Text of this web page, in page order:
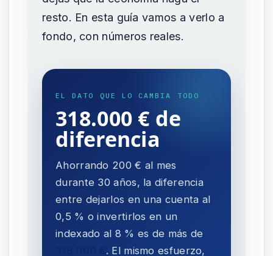
resto. En esta guía vamos a verlo a
fondo, con números reales.
EL DATO QUE LO CAMBIA TODO
318.000 € de
diferencia
Ahorrando 200 € al mes
durante 30 años, la diferencia
entre dejarlos en una cuenta al
0,5 % o invertirlos en un
indexado al 8 % es de más de
. El mismo esfuerzo,